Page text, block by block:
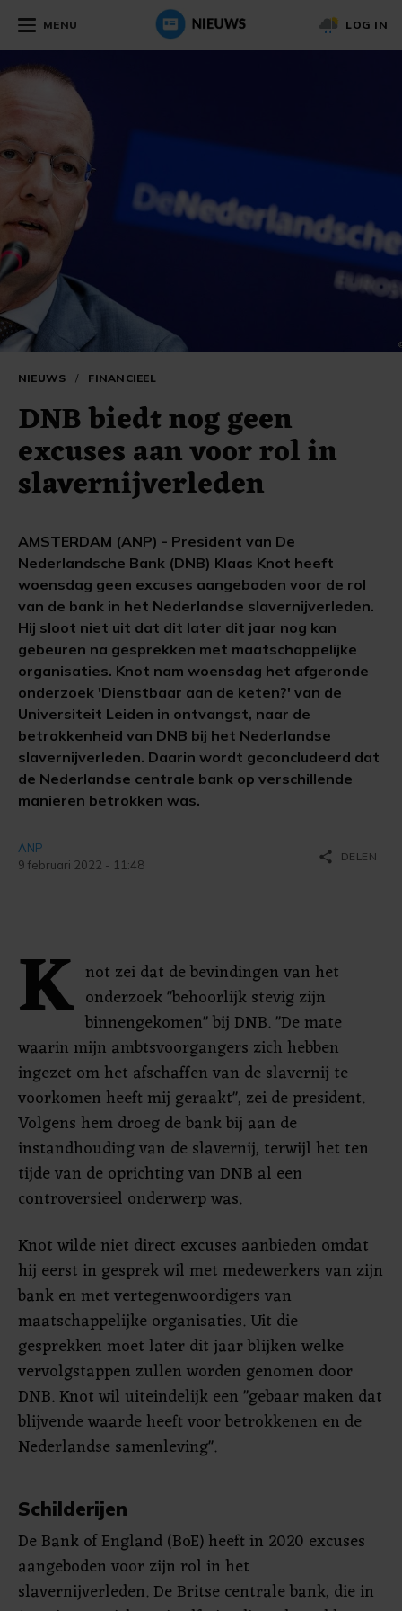
MENU LOG IN
NIEUWS / FINANCIEEL
DNB biedt nog geen
excuses aan voor rol in
slavernijverleden
AMSTERDAM (ANP) - President van De
Nederlandsche Bank (DNB) Klaas Knot heeft
woensdag geen excuses aangeboden voor de rol
van de bank in het Nederlandse slavernijverleden.
Hij sloot niet uit dat dit later dit jaar nog kan
gebeuren na gesprekken met maatschappelijke
organisaties. Knot nam woensdag het afgeronde
onderzoek 'Dienstbaar aan de keten?' van de
Universiteit Leiden in ontvangst, naar de
betrokkenheid van DNB bij het Nederlandse
slavernijverleden. Daarin wordt geconcludeerd dat
de Nederlandse centrale bank op verschillende
manieren betrokken was.
ANP
9 februari 2022 - 11:48
share DELEN
K not zei dat de bevindingen van het
onderzoek "behoorlijk stevig zijn
binnengekomen" bij DNB. "De mate
waarin mijn ambtsvoorgangers zich hebben
ingezet om het afschaffen van de slavernij te
voorkomen heeft mij geraakt", zei de president.
Volgens hem droeg de bank bij aan de
instandhouding van de slavernij, terwijl het ten
tijde van de oprichting van DNB al een
controversieel onderwerp was.
Knot wilde niet direct excuses aanbieden omdat
hij eerst in gesprek wil met medewerkers van zijn
bank en met vertegenwoordigers van
maatschappelijke organisaties. Uit die
gesprekken moet later dit jaar blijken welke
vervolgstappen zullen worden genomen door
DNB. Knot wil uiteindelijk een "gebaar maken dat
blijvende waarde heeft voor betrokkenen en de
Nederlandse samenleving".
Schilderijen
De Bank of England (BoE) heeft in 2020 excuses
aangeboden voor zijn rol in het
slavernijverleden. De Britse centrale bank, die in